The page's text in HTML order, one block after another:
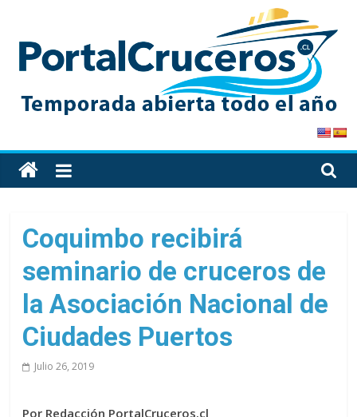
content
PortalCruceros
Toda
la
de
cruceros
en
un
solo
sitio
Coquimbo recibirá
seminario de cruceros de
la Asociación Nacional de
Ciudades Puertos
Julio 26, 2019
Por Redacción PortalCruceros.cl